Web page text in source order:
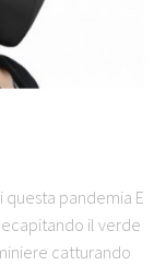
questa pandemia E
il verde
catturando